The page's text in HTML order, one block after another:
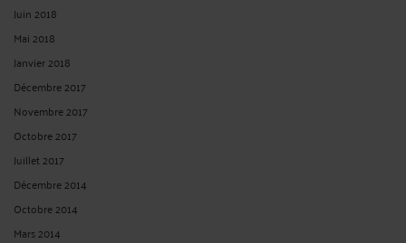
Juin 2018
Mai 2018
Janvier 2018
Décembre 2017
Novembre 2017
Octobre 2017
Juillet 2017
Décembre 2014
Octobre 2014
Mars 2014